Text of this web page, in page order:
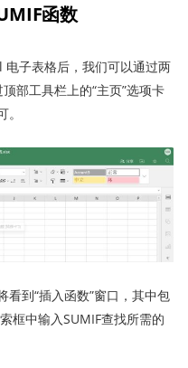
函数
电子表格后，我们可以通过两
部工具栏上的“主页”选项卡
看到“插入函数”窗口，其中包
框中输入SUMIF查找所需的